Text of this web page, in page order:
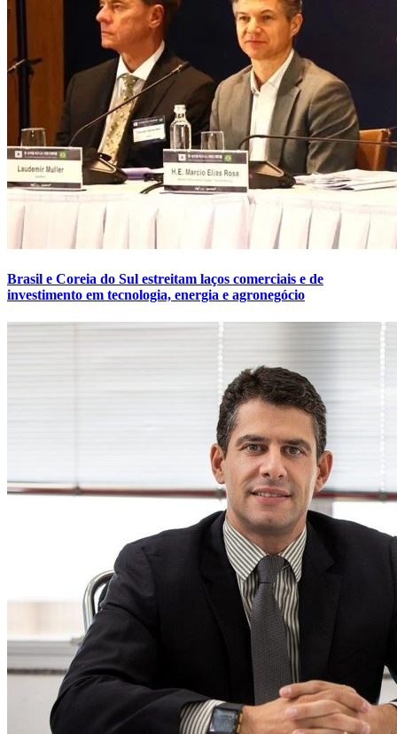
Brasil e Coreia do Sul estreitam laços comerciais e de
investimento em tecnologia, energia e agronegócio